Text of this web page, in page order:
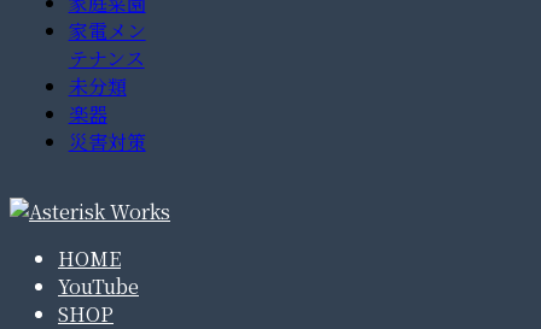
家電メン
テナンス
未分類
楽器
災害対策
HOME
YouTube
SHOP